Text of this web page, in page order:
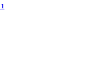
1